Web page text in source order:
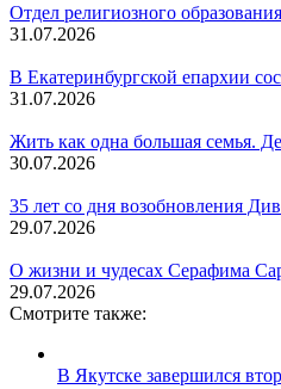
Отдел религиозного
31.07.2026
В Екатеринбургской епархии
31.07.2026
Жить как одна большая семья.
30.07.2026
35 лет со дня возобновления
29.07.2026
О жизни и чудесах Серафима
29.07.2026
Смотрите также:
В Якутске завершился